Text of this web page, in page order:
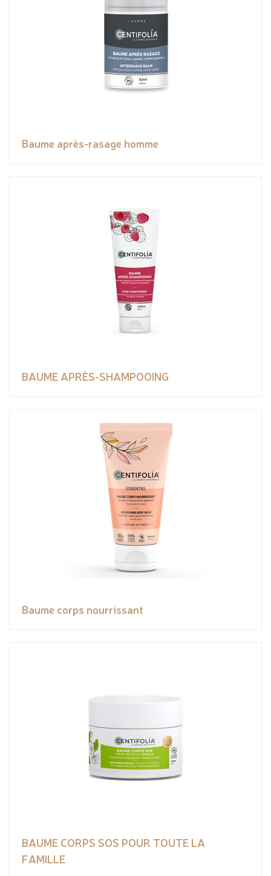
Baume après-rasage homme
BAUME APRÈS-SHAMPOOING
Baume corps nourrissant
BAUME CORPS SOS POUR TOUTE LA
FAMILLE